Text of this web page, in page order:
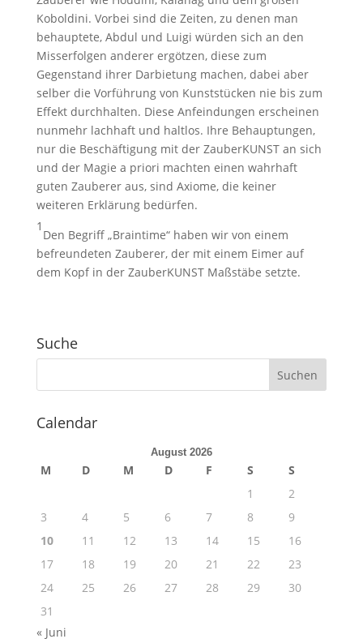
Koboldini. Vorbei sind die Zeiten, zu denen man
behauptete, Abdul und Luigi würden sich an den
Misserfolgen anderer ergötzen, diese zum
Gegenstand ihrer Darbietung machen, dabei aber
selber die Vorführung von Kunststücken nie bis zum
Effekt durchhalten. Diese Anfeindungen erscheinen
nunmehr lachhaft und haltlos. Ihre Behauptungen,
nur die Beschäftigung mit der ZauberKUNST an sich
und der Magie a priori machten einen wahrhaft
guten Zauberer aus, sind Axiome, die keiner
weiteren Erklärung bedürfen.
1
Den Begriff „Braintime“ haben wir von einem
befreundeten Zauberer, der mit einem Eimer auf
dem Kopf in der ZauberKUNST Maßstäbe setzte.
Suche
Calendar
August 2026
M D M D F S
S
1
2
3
4 5 6 7 8
9
10
11 12 13 14 15
16
17
18 19 20 21 22
23
24
25 26 27 28 29
30
31
« Juni